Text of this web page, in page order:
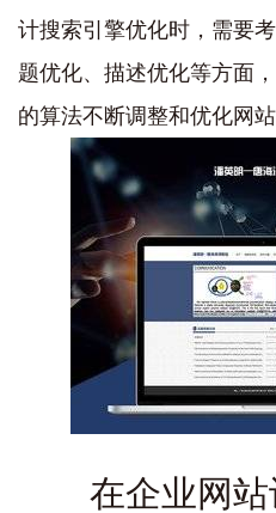
计搜索引擎优化时，需要
题优化、描述优化等方面
的算法不断调整和优化网站
在企业网